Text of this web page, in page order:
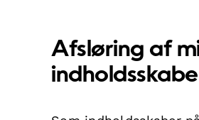
Afsløring af